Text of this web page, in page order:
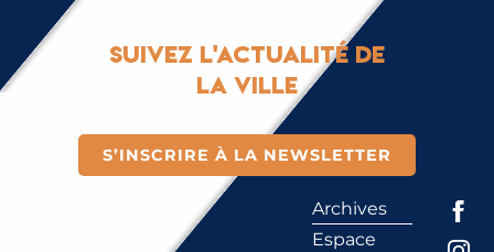
Suivez l'actualité de
la ville
S’INSCRIRE À LA NEWSLETTER
Archives
Espace